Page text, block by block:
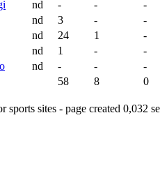
nd - -
-
nd 3 -
-
nd 24 1
-
nd 1 -
-
nd - -
-
58
8
0
sports sites - page created 0,032